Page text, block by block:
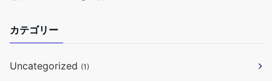
カテゴリー
Uncategorized (1)